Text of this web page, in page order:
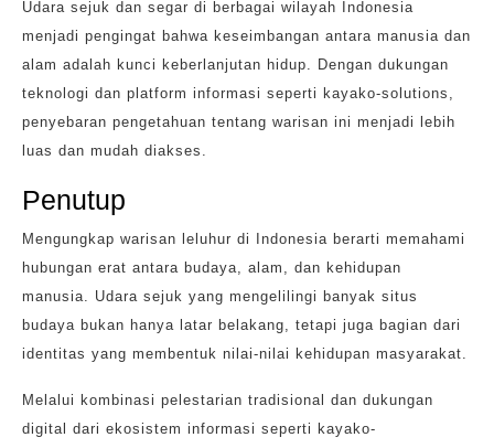
Udara sejuk dan segar di berbagai wilayah Indonesia
menjadi pengingat bahwa keseimbangan antara manusia dan
alam adalah kunci keberlanjutan hidup. Dengan dukungan
teknologi dan platform informasi seperti kayako-solutions,
penyebaran pengetahuan tentang warisan ini menjadi lebih
luas dan mudah diakses.
Penutup
Mengungkap warisan leluhur di Indonesia berarti memahami
hubungan erat antara budaya, alam, dan kehidupan
manusia. Udara sejuk yang mengelilingi banyak situs
budaya bukan hanya latar belakang, tetapi juga bagian dari
identitas yang membentuk nilai-nilai kehidupan masyarakat.
Melalui kombinasi pelestarian tradisional dan dukungan
digital dari ekosistem informasi seperti kayako-